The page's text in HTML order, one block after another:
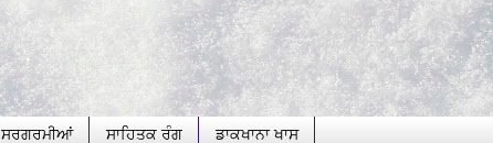
ਸਰਗਰਮੀਆਂ ਸਾਹਿਤਕ ਰੰਗ ਡਾਕਖਾਨਾ ਖਾਸ